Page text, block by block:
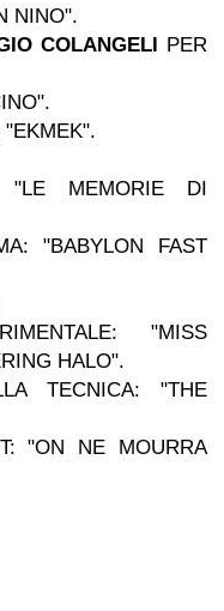
NINO".
COLANGELI PER
"LE MEMORIE DI
"BABYLON FAST
"MISS
HALO".
TECNICA: "THE
"ON NE MOURRA